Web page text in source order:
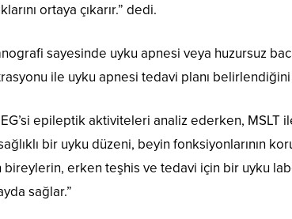
ortaya çıkarır.” dedi.
sayesinde uyku apnesi veya huzursuz
ile uyku apnesi tedavi planı
epileptik aktiviteleri analiz ederken, MSLT
bir uyku düzeni, beyin fonksiyonlarının
bireylerin, erken teşhis ve tedavi için bir uyku
sağlar.”